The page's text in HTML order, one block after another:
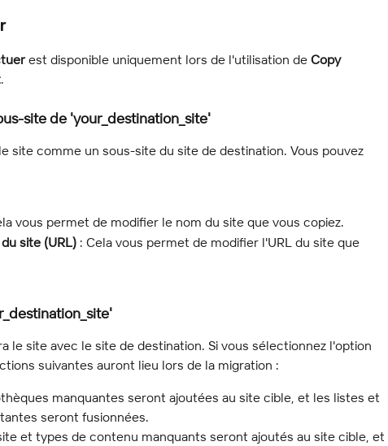
est disponible uniquement lors de l'utilisation de Copy
.
site de 'your_destination_site'
site comme un sous-site du site de destination. Vous pouvez
vous permet de modifier le nom du site que vous copiez.
site (URL) : Cela vous permet de modifier l'URL du site que
le site avec le site de destination. Si vous sélectionnez l'option
suivantes auront lieu lors de la migration :
manquantes seront ajoutées au site cible, et les listes et
seront fusionnées.
et types de contenu manquants seront ajoutés au site cible, et